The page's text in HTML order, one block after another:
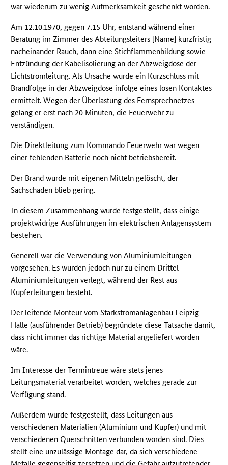
war wiederum zu wenig Aufmerksamkeit geschenkt worden.
Am 12.10.1970, gegen 7.15 Uhr, entstand während einer
Beratung im Zimmer des Abteilungsleiters [Name] kurzfristig
nacheinander Rauch, dann eine Stichflammenbildung sowie
Entzündung der Kabelisolierung an der Abzweigdose der
Lichtstromleitung. Als Ursache wurde ein Kurzschluss mit
Brandfolge in der Abzweigdose infolge eines losen Kontaktes
ermittelt. Wegen der Überlastung des Fernsprechnetzes
gelang er erst nach 20 Minuten, die Feuerwehr zu
verständigen.
Die Direktleitung zum Kommando Feuerwehr war wegen
einer fehlenden Batterie noch nicht betriebsbereit.
Der Brand wurde mit eigenen Mitteln gelöscht, der
Sachschaden blieb gering.
In diesem Zusammenhang wurde festgestellt, dass einige
projektwidrige Ausführungen im elektrischen Anlagensystem
bestehen.
Generell war die Verwendung von Aluminiumleitungen
vorgesehen. Es wurden jedoch nur zu einem Drittel
Aluminiumleitungen verlegt, während der Rest aus
Kupferleitungen besteht.
Der leitende Monteur vom Starkstromanlagenbau Leipzig-
Halle (ausführender Betrieb) begründete diese Tatsache damit,
dass nicht immer das richtige Material angeliefert worden
wäre.
Im Interesse der Termintreue wäre stets jenes
Leitungsmaterial verarbeitet worden, welches gerade zur
Verfügung stand.
Außerdem wurde festgestellt, dass Leitungen aus
verschiedenen Materialien (Aluminium und Kupfer) und mit
verschiedenen Querschnitten verbunden worden sind. Dies
stellt eine unzulässige Montage dar, da sich verschiedene